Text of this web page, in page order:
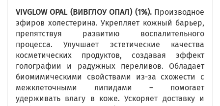
VIVGLOW OPAL(ВИВГЛОУ ОПАЛ) (1%). Производное
эфиров холестерина. Укрепляет кожный барьер,
препятствуя развитию воспалительного
процесса. Улучшает эстетические качества
косметических продуктов, создавая эффект
голографии и радужных переливов. Обладает
биомимическими свойствами из-за схожести с
межклеточными липидами – помогает
удерживать влагу в коже. Ускоряет доставку и